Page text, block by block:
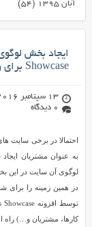
آبان ۱۳۹۵
(۵۴)
Showcase برای وردپرس
13 سپتامبر 2016
0 دیدگاه
احتمالا در برخی سایت
به عنوان مشتریان
لوگوی آن سایت در این
کارها، مشتریان و…) راه